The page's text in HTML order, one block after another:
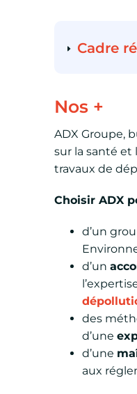
Cadre
Nos +
ADX Groupe,
sur la santé et
travaux de
Choisir ADX
d’un
d’un
des
d’une
d’une
aux